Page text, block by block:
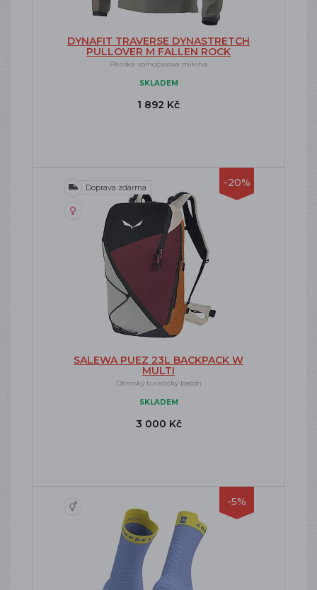
DYNAFIT TRAVERSE DYNASTRETCH
PULLOVER M FALLEN ROCK
Pánská volnočasová mikina
SKLADEM
1 892 Kč
-20%
Doprava zdarma
SALEWA PUEZ 23L BACKPACK W
MULTI
Dámský turistický batoh
SKLADEM
3 000 Kč
-5%